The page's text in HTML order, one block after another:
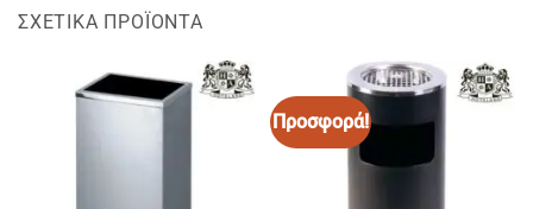
ΣΧΕΤΙΚΆ ΠΡΟΪΌΝΤΑ
Προσφορά!